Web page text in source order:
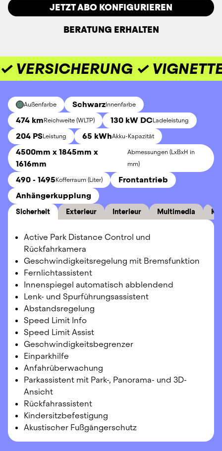
JETZT ABO KONFIGURIEREN
BERATUNG ERHALTEN
✓ VERSICHERUNG ✓
Außenfarbe SchwarzInnenfarbe
474 kmReichweite (WLTP) 130 kW DCLadeleistung
204 PSLeistung 65 kWhAkku-Kapazität
4500mm x 1845mm x
1616mm
Abmessungen (LxBxH in
mm)
490 - 1495Kofferraum (Liter)
Frontantrieb
Anhängerkupplung
Sicherheit Exterieur Interieur Multimedia
Active Park Distance Control und
Rückfahrkamera
Geschwindigkeitsregelung mit Bremsfunktion
Fernlichtassistent
Innenspiegel automatisch abblendend
Lenk- und Spurführungsassistent
Abstandsregelung
Speed Limit Info
Speed Limit Assist
Geschwindigkeitsbegrenzer
Einparkhilfe
Anfahrüberwachung
Parkassistent mit Park-, Panorama- und 3D-
Ansicht
Rückfahrassistent
Kindersitzbefestigung
Akustischer Fußgängerschutz